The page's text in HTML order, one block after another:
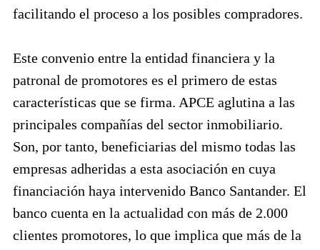
facilitando el proceso a los posibles compradores.
Este convenio entre la entidad financiera y la
patronal de promotores es el primero de estas
características que se firma. APCE aglutina a las
principales compañías del sector inmobiliario.
Son, por tanto, beneficiarias del mismo todas las
empresas adheridas a esta asociación en cuya
financiación haya intervenido Banco Santander. El
banco cuenta en la actualidad con más de 2.000
clientes promotores, lo que implica que más de la